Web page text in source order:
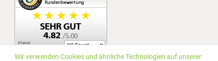
Wir verwenden Cookies und ähnliche Technologien auf unserer